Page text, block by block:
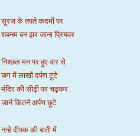
सूरज के तपते कदमों पर
शबनम बन झर जाना प्रियवर
निश्छल मन पर हुए वार से
जग में लाखों दर्पण टूटे
मंदिर की सीढ़ी पर चढ़कर
जाने कितने अर्पण छूटे
नन्हे दीपक की बाती में